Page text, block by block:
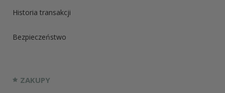
Historia transakcji
Bezpieczeństwo
ZAKUPY